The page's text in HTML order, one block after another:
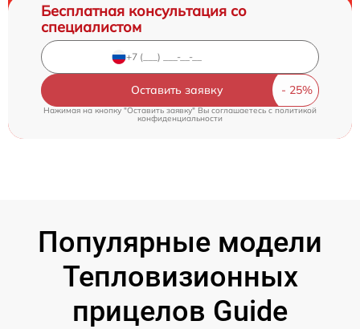
Бесплатная консультация со
специалистом
Оставить заявку
Нажимая на кнопку "Оставить заявку" Вы соглашаетесь cполитикой
конфиденциальности
Популярные модели
Тепловизионных
прицелов Guide